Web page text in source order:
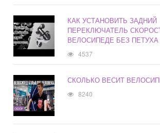
КАК УСТАНОВИТЬ ЗАДНИЙ
ПЕРЕКЛЮЧАТЕЛЬ
ВЕЛОСИПЕДЕ БЕЗ ПЕТУХА
4537
СКОЛЬКО ВЕСИТ
8240